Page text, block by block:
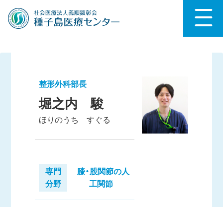
整形外科部長
堀之内 駿
ほりのうち すぐる
専門
分野
膝・股関節の人
工関節